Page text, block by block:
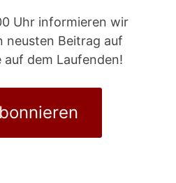
Uhr informieren wir
neusten Beitrag auf
auf dem Laufenden!